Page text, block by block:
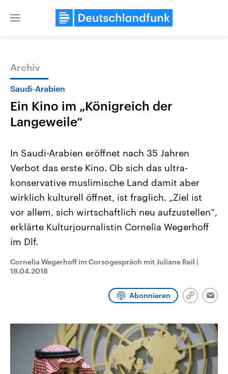
Close
Themen
Landtagswahl Sachsen-Anhalt
2026
Alle Informationen
Sachsen-Anhalt wählt am 6.
September 2026 einen neuen
Landtag. Seit 2021 wird das
Bundesland von einer Koalition aus
CDU, SPD und FDP regiert.-
Umfragen, Prognosen,
und Hintergründe zu den Parteien
und Kandidaten der anstehenden
Wahl.
USA
Aktuelle Beiträge,
Hintergründe
Wirtschaftlich und
gehören die Vereinigten
den mächtigsten Ländern
mit großem Einfluss auf
aktuelle Weltgeschehen.
Sendungen Programm Podcasts
Archiv
Saudi-Arabien
Ein Kino im „Königreich der
Langeweile“
In Saudi-Arabien eröffnet nach 35 Jahren
Verbot das erste Kino. Ob sich das ultra-
konservative muslimische Land damit aber
wirklich kulturell öffnet, ist fraglich. „Ziel ist
vor allem, sich wirtschaftlich neu aufzustellen“,
erklärte Kulturjournalistin Cornelia Wegerhoff
im Dlf.
Cornelia Wegerhoff im Corsogespräch mit Juliane Reil |
18.04.2018
Abonnieren
Link